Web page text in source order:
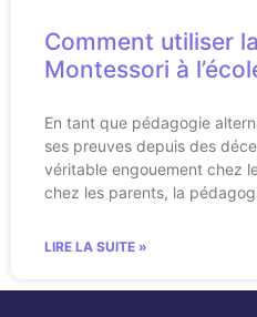
Comment utiliser
Montessori à
En tant que pédagogie
ses preuves depuis des
véritable engouement chez
chez les parents, la
LIRE LA SUITE »